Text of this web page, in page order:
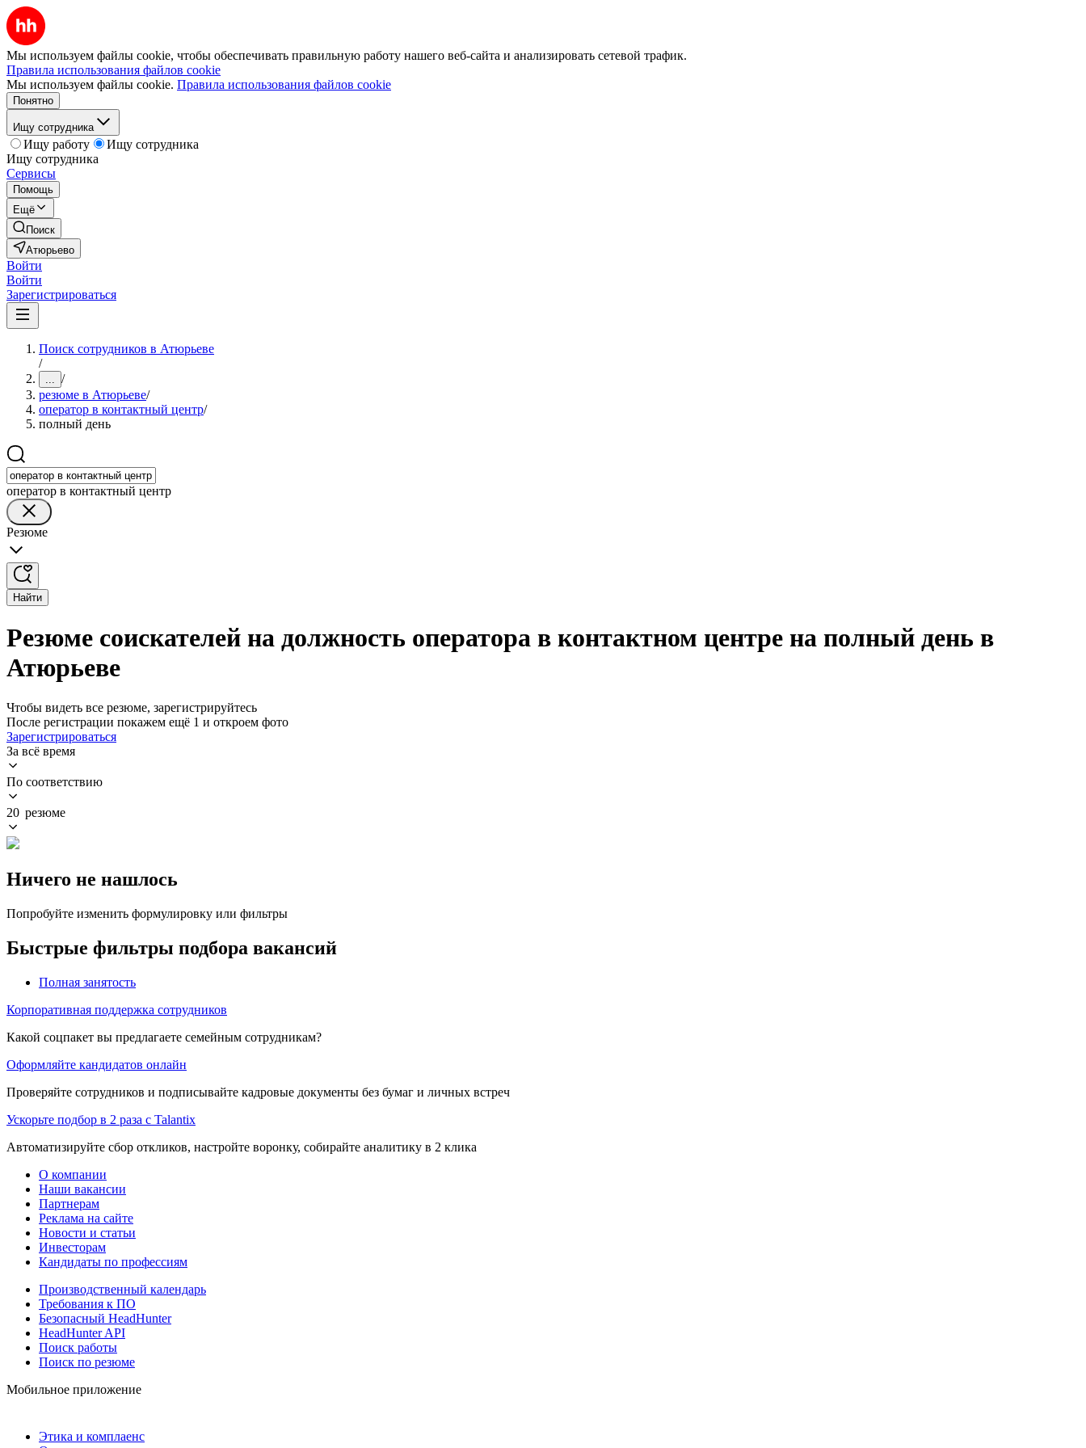
Мы используем файлы cookie, чтобы обеспечивать правильную работу нашего веб-сайта и анализировать сетевой трафик.
Правила использования файлов cookie
Мы используем файлы cookie. Правила использования файлов cookie
Понятно
Ищу сотрудника
Ищу работу
Ищу сотрудника
Ищу сотрудника
Сервисы
Помощь
Ещё
Поиск
Атюрьево
Войти
Войти
Зарегистрироваться
Поиск сотрудников в Атюрьеве
/
... /
резюме в Атюрьеве/
оператор в контактный центр/
полный день
оператор в контактный центр
Резюме
Найти
Резюме соискателей на должность оператора в контактном центре на полный день в
Атюрьеве
Чтобы видеть все резюме, зарегистрируйтесь
После регистрации покажем ещё 1 и откроем фото
Зарегистрироваться
За всё время
По соответствию
20 резюме
Ничего не нашлось
Попробуйте изменить формулировку или фильтры
Быстрые фильтры подбора вакансий
Полная занятость
Корпоративная поддержка сотрудников
Какой соцпакет вы предлагаете семейным сотрудникам?
Оформляйте кандидатов онлайн
Проверяйте сотрудников и подписывайте кадровые документы без бумаг и личных встреч
Ускорьте подбор в 2 раза с Talantix
Автоматизируйте сбор откликов, настройте воронку, собирайте аналитику в 2 клика
О компании
Наши вакансии
Партнерам
Реклама на сайте
Новости и статьи
Инвесторам
Кандидаты по профессиям
Производственный календарь
Требования к ПО
Безопасный HeadHunter
HeadHunter API
Поиск работы
Поиск по резюме
Мобильное приложение
Этика и комплаенс